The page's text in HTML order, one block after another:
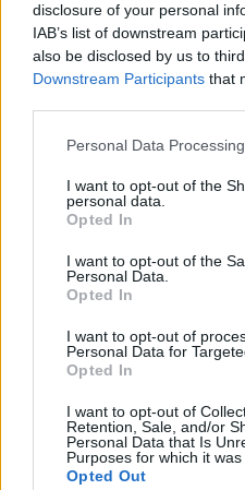
disclosure of your personal
IAB’s list of downstream
also be disclosed by us to
Downstream Participants that
Please note that this website/
not limited to your visit or
grant or deny consent to
use your data for below
consent section.
Personal Data
I want to opt-out of the
personal data.
Opted In
I want to opt-out of the
Personal Data.
Opted In
I want to opt-out of
Personal Data for
Opted In
I want to opt-out of
Retention, Sale, and/or
Personal Data that Is
Purposes for which it was
Opted Out
Bugok
A Sárkányok